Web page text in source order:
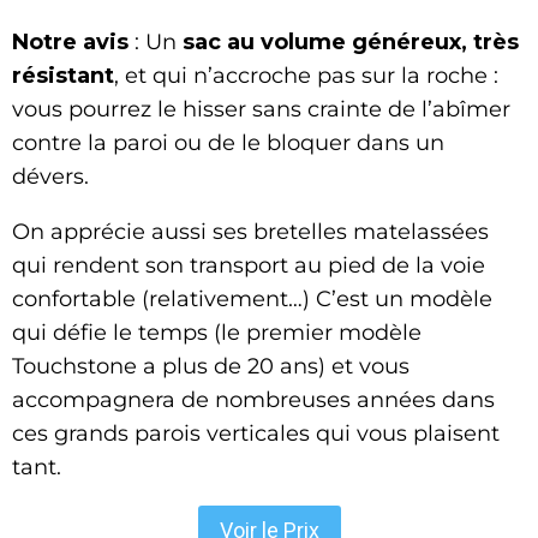
Notre avis : Un sac au volume généreux, très
résistant, et qui n’accroche pas sur la roche :
vous pourrez le hisser sans crainte de l’abîmer
contre la paroi ou de le bloquer dans un
dévers.
On apprécie aussi ses bretelles matelassées
qui rendent son transport au pied de la voie
confortable (relativement…) C’est un modèle
qui défie le temps (le premier modèle
Touchstone a plus de 20 ans) et vous
accompagnera de nombreuses années dans
ces grands parois verticales qui vous plaisent
tant.
Voir le Prix